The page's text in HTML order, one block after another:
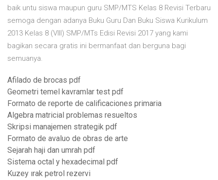
baik untu siswa maupun guru SMP/MTS Kelas 8 Revisi Terbaru
semoga dengan adanya Buku Guru Dan Buku Siswa Kurikulum
2013 Kelas 8 (VIII) SMP/MTs Edisi Revisi 2017 yang kami
bagikan secara gratis ini bermanfaat dan berguna bagi
semuanya.
Afilado de brocas pdf
Geometri temel kavramlar test pdf
Formato de reporte de calificaciones primaria
Algebra matricial problemas resueltos
Skripsi manajemen strategik pdf
Formato de avaluo de obras de arte
Sejarah haji dan umrah pdf
Sistema octal y hexadecimal pdf
Kuzey ırak petrol rezervi